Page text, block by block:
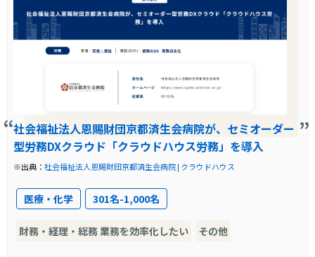
ムの操作も難しく、業務効率に課題があった。
導入前の課題に対する解決策
直感的操作が可能なシステムにより、店長主導
でも手続きを正確に遂行できる仕組みを構築。
製品の導入により改善した業務
入社手続きなどの間接業務が効率化され、店長
が本来業務である店舗運営に集中できる体制を
社会福祉法人恩賜財団京都済生会病院が、セミオーダー
型労務DXクラウド「クラウドハウス労務」を導入
※出典：社会福祉法人恩賜財団京都済生会病院 | クラウドハウス
医療・化学 301名-1,000名
財務・経理・総務 業務を効率化したい その他